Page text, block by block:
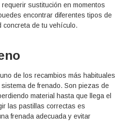
sustitución en momentos
encontrar diferentes tipos de
concreta de tu vehículo.
de los recambios más habituales
de frenado. Son piezas de
material hasta que llega el
las pastillas correctas es
frenada adecuada y evitar